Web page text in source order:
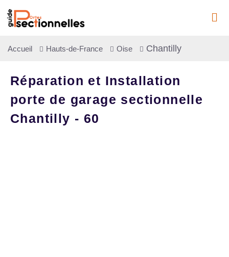
Accueil Hauts-de-France Oise Chantilly
Réparation et Installation
porte de garage sectionnelle
Chantilly - 60